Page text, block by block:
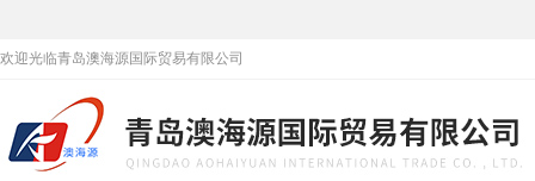
欢迎光临青岛澳海源国际贸易有限公司